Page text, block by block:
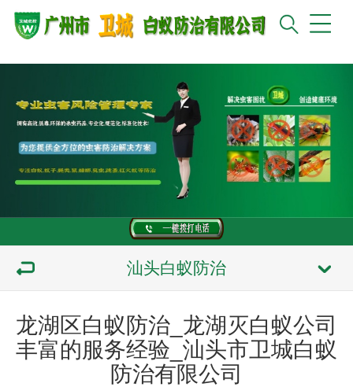
汕头白蚁防治
龙湖区白蚁防治_龙湖灭白蚁公司
丰富的服务经验_汕头市卫城白蚁
防治有限公司